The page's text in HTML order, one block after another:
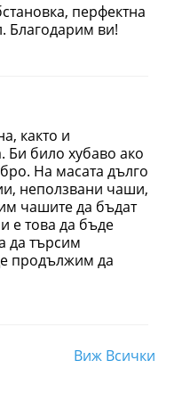
перфектна
Благодарим ви!
както и
Би било хубаво ако
На масата дълго
неползвани чаши,
чашите да бъдат
е това да бъде
да търсим
продължим да
Виж Всички